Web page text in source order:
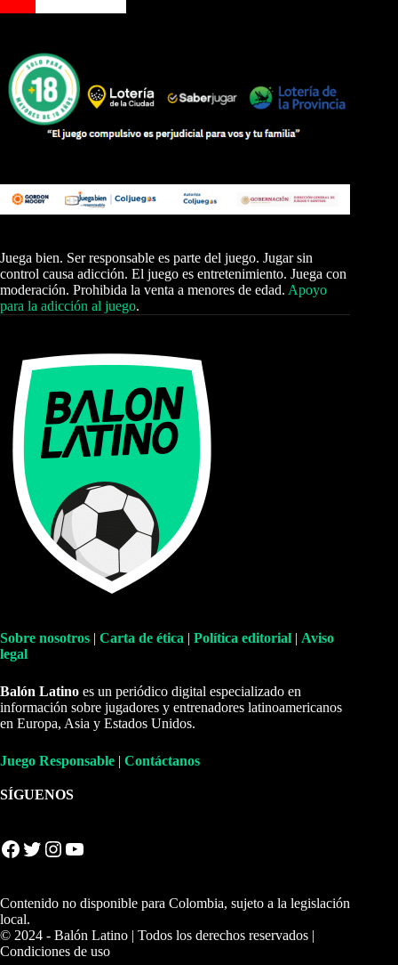
Juega bien. Ser responsable es parte del juego. Jugar sin
control causa adicción. El juego es entretenimiento. Juega con
moderación. Prohibida la venta a menores de edad. Apoyo
para la adicción al juego.
Sobre nosotros | Carta de ética | Política editorial | Aviso
legal
Balón Latino es un periódico digital especializado en
información sobre jugadores y entrenadores latinoamericanos
en Europa, Asia y Estados Unidos.
Juego Responsable | Contáctanos
SÍGUENOS
Facebook Twitter Instagram YouTube
Contenido no disponible para Colombia, sujeto a la legislación
local.
© 2024 - Balón Latino | Todos los derechos reservados |
Condiciones de uso